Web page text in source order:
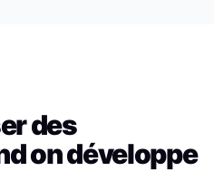
des
on développe